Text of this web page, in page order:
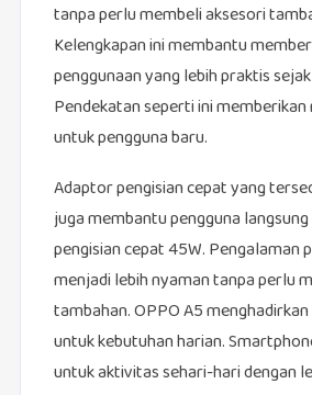
tanpa perlu membeli aksesori
Kelengkapan ini membantu
penggunaan yang lebih praktis
Pendekatan seperti ini
untuk pengguna baru.
Adaptor pengisian cepat yang
juga membantu pengguna
pengisian cepat 45W. Pengalaman
menjadi lebih nyaman tanpa perlu
tambahan. OPPO A5
untuk kebutuhan harian.
untuk aktivitas sehari-hari dengan